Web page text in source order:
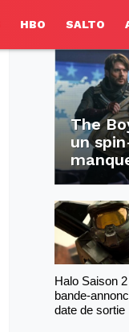
HBO SALTO
The
un
Halo Saison 2
bande-
date de sortie